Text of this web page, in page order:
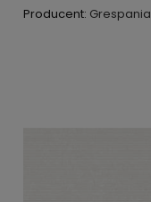
Producent: Grespania